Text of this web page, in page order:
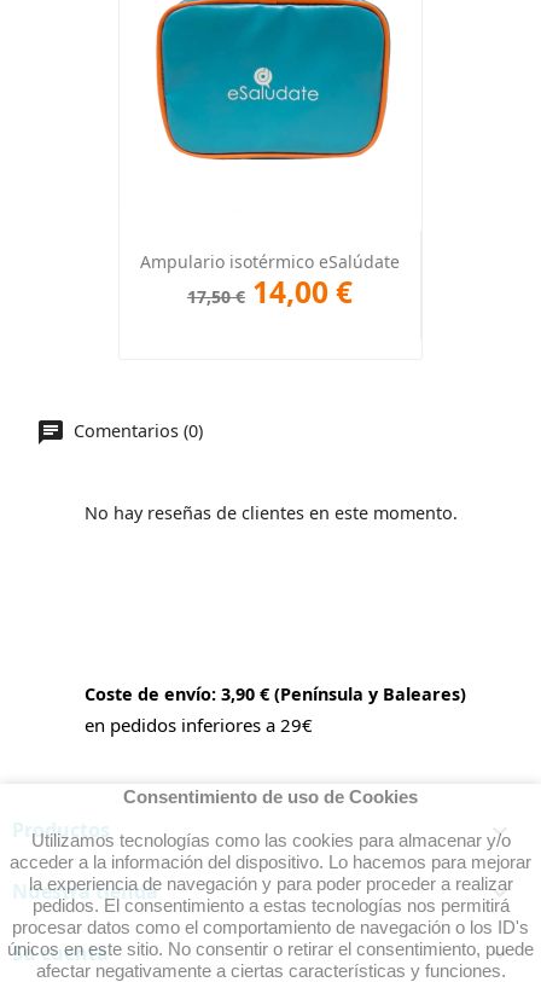
Ampulario isotérmico eSalúdate
17,50 € 14,00 €
Comentarios (0)
No hay reseñas de clientes en este momento.
Coste de envío: 3,90 € (Península y Baleares)
en pedidos inferiores a 29€
Productos 
Nuestra tienda 
Su cuenta 
Consentimiento de uso de Cookies
Utilizamos tecnologías como las cookies para almacenar y/o
acceder a la información del dispositivo. Lo hacemos para mejorar
la experiencia de navegación y para poder proceder a realizar
pedidos. El consentimiento a estas tecnologías nos permitirá
procesar datos como el comportamiento de navegación o los ID's
únicos en este sitio. No consentir o retirar el consentimiento, puede
afectar negativamente a ciertas características y funciones.